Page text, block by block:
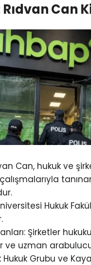
Can
Can, hukuk ve
Hukuk
Şirketler
ve uzman
Hukuk Grubu ve